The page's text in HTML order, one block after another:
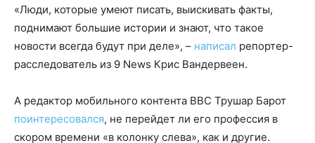
«Люди, которые умеют писать, выискивать факты,
поднимают большие истории и знают, что такое
новости всегда будут при деле», – написал репортер-
расследователь из 9 News Крис Вандервеен.
А редактор мобильного контента BBC Трушар Барот
поинтересовался, не перейдет ли его профессия в
скором времени «в колонку слева», как и другие.